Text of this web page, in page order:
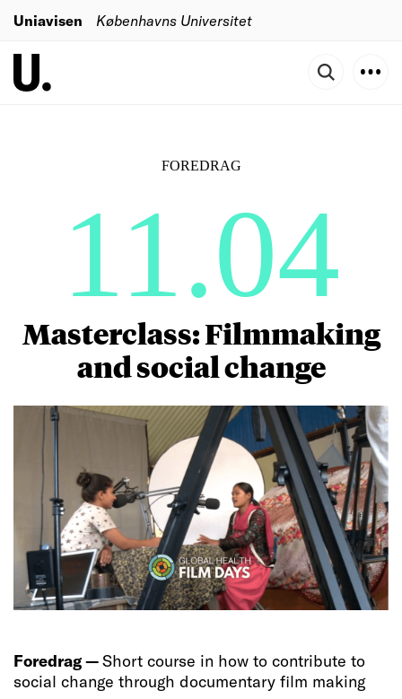
Uniavisen Københavns Universitet
FOREDRAG
11.04
Masterclass: Filmmaking
and social change
Foredrag —Short course in how to contribute to
social change through documentary film making